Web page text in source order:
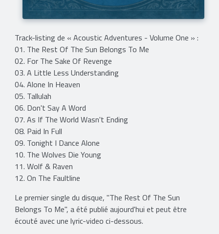
Track-listing de « Acoustic Adventures - Volume One » :
01. The Rest Of The Sun Belongs To Me
02. For The Sake Of Revenge
03. A Little Less Understanding
04. Alone In Heaven
05. Tallulah
06. Don't Say A Word
07. As If The World Wasn't Ending
08. Paid In Full
09. Tonight I Dance Alone
10. The Wolves Die Young
11. Wolf & Raven
12. On The Faultline
Le premier single du disque, "The Rest Of The Sun
Belongs To Me", a été publié aujourd'hui et peut être
écouté avec une lyric-video ci-dessous.